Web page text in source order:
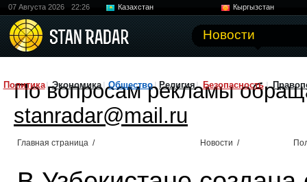
07 Августа 2026 22:26 Казахстан
Кыргызстан
Новости
Политика Экономика Общество Религия Безопасность
По вопросам рекламы
stanradar@mail.ru
Главная страница / Новости /